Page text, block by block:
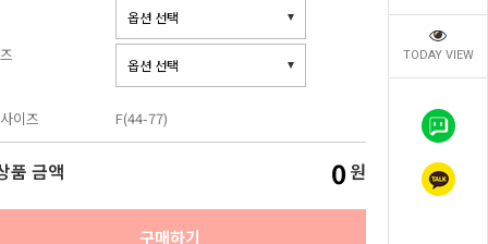
TODAY VIEW
이즈 F(44-77)
품 금액 0 원
구매하기